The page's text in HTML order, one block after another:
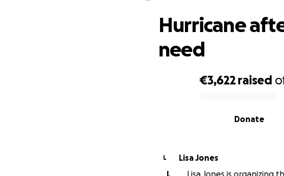
€3,622 raised
Donate
Hurricane
need
L
Lisa Jones
L
Lisa Jones is organizing